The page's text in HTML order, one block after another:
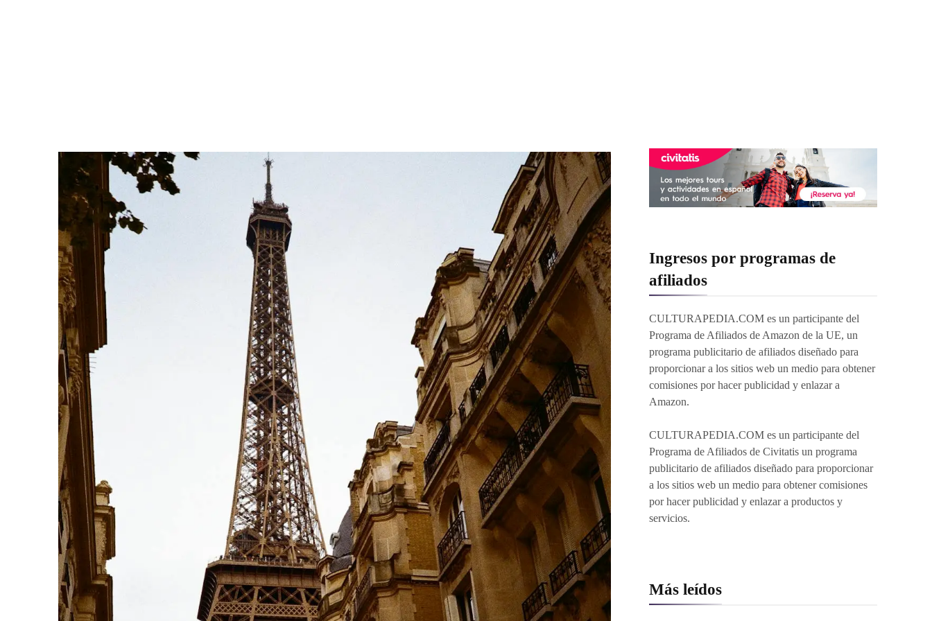
Ingresos por programas de
afiliados
CULTURAPEDIA.COM es un participante del
Programa de Afiliados de Amazon de la UE, un
programa publicitario de afiliados diseñado para
proporcionar a los sitios web un medio para obtener
comisiones por hacer publicidad y enlazar a
Amazon.
CULTURAPEDIA.COM es un participante del
Programa de Afiliados de Civitatis un programa
publicitario de afiliados diseñado para proporcionar
a los sitios web un medio para obtener comisiones
por hacer publicidad y enlazar a productos y
servicios.
Más leídos